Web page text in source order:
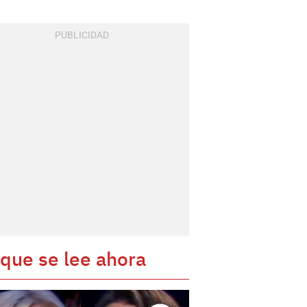
se lee ahora